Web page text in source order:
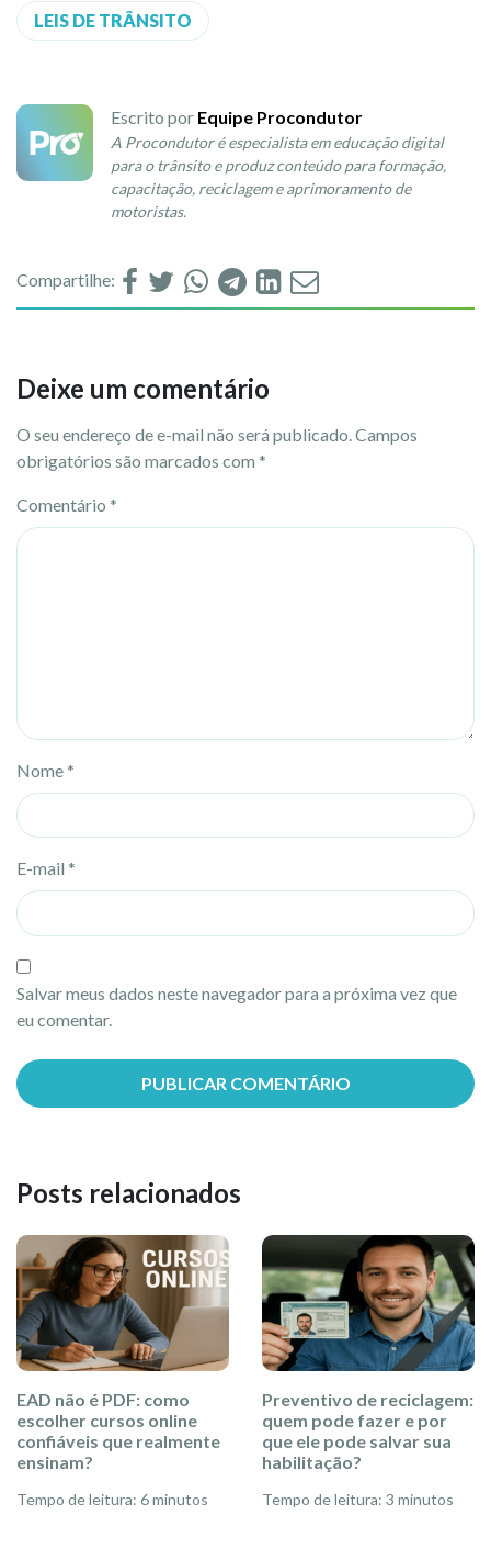
LEIS DE TRÂNSITO
Escrito por Equipe Procondutor
A Procondutor é especialista em educação digital
para o trânsito e produz conteúdo para formação,
capacitação, reciclagem e aprimoramento de
motoristas.
Compartilhe:
Deixe um comentário
O seu endereço de e-mail não será publicado. Campos
obrigatórios são marcados com *
Comentário *
Nome*
E-mail *
Salvar meus dados neste navegador para a próxima vez que
eu comentar.
Posts relacionados
EAD não é PDF: como
escolher cursos online
confiáveis que realmente
ensinam?
Tempo de leitura: 6 minutos
Preventivo de reciclagem:
quem pode fazer e por
que ele pode salvar sua
habilitação?
Tempo de leitura: 3 minutos